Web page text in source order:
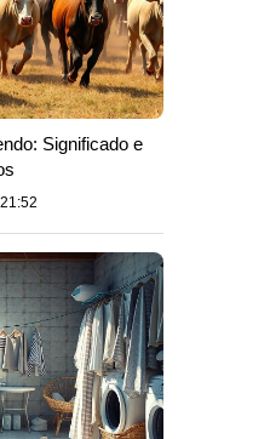
Significado e